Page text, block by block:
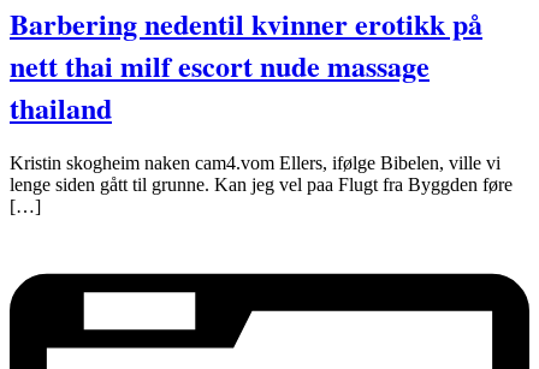
Barbering nedentil kvinner erotikk på
nett thai milf escort nude massage
thailand
Kristin skogheim naken cam4.vom Ellers, ifølge Bibelen, ville vi
lenge siden gått til grunne. Kan jeg vel paa Flugt fra Byggden føre
[…]